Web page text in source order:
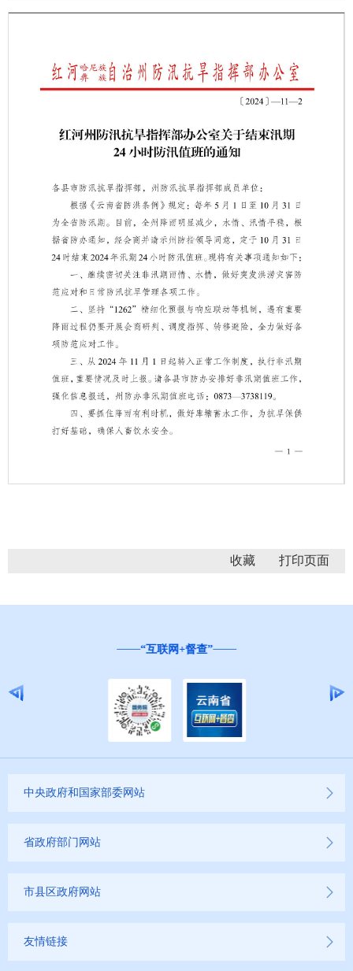
收藏
“互联网+督查”
中央政府和国家部委网站
省政府部门网站
市县区政府网站
友情链接